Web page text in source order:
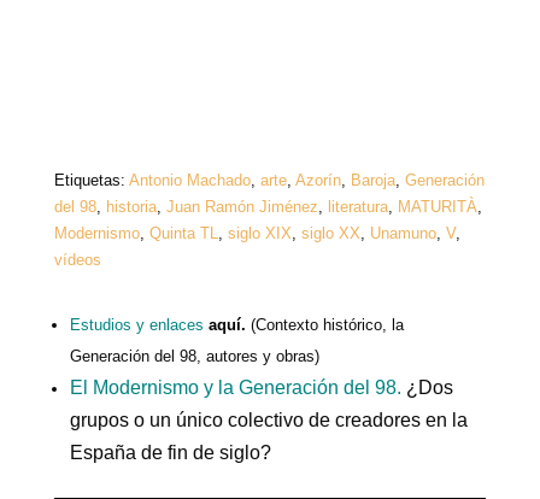
Etiquetas: Antonio Machado, arte, Azorín, Baroja, Generación
del 98, historia, Juan Ramón Jiménez, literatura, MATURITÀ,
Modernismo, Quinta TL, siglo XIX, siglo XX, Unamuno, V,
vídeos
Estudios y enlaces aquí. (Contexto histórico, la
Generación del 98, autores y obras)
El Modernismo y la Generación del 98. ¿Dos
grupos o un único colectivo de creadores en la
España de fin de siglo?